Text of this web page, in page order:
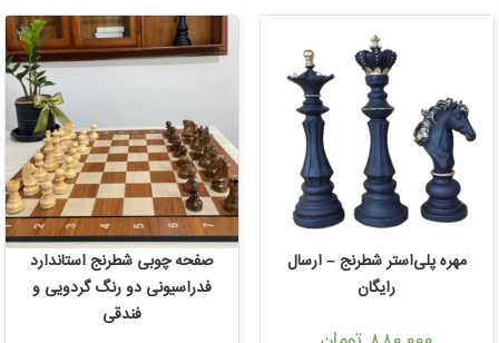
مهره پلی‌استر شطرنج – ارسال
رایگان
صفحه چوبی شطرنج استاندارد
فدراسیونی دو رنگ گردویی و
فندقی